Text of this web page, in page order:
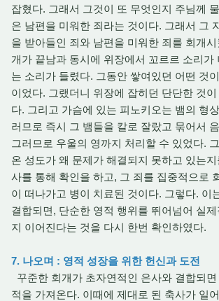
잡혔다. 그래서 그것이 또 무엇인지 주님께
은 남편을 미워한 죄라는 것이다. 그래서 그
을 받아들인 죄와 남편을 미워한 죄를 회개
개가 끝남과 동시에 위장에서 꼬르르 소리가
는 소리가 들렸다. 그동안 쌓여있던 어떤 것
이었다. 그랬더니 위장에 잡히던 단단한 것
다. 그리고 가슴에 있는 피노키오는 뱀의 형
러므로 즉시 그 뱀들을 칼로 잘랐고 묶어서
그러므로 우울의 영까지 처리할 수 있었다.
온 성도가 왜 문제가 해결되지 못하고 있는
사를 통해 확인을 하고, 그 죄를 집중적으로
이 떠나가고 병이 치료된 것이다. 그렇다. 이
결합되면, 단순한 영적 행위를 뛰어넘어 실
지 이어진다는 것을 다시 한번 확인하였다.
7. 나오며 : 영적 성장을 위한 헌신과 도전
꾸준한 회개가 초자연적인 은사와 결합되
적을 가져온다. 이때에 제대로 된 축사가 일